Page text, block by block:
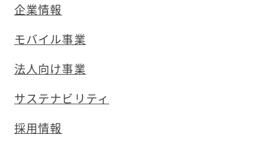
企業情報
モバイル事業
法人向け事業
サステナビリティ
採用情報